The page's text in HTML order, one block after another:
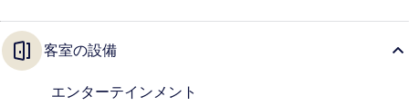
客室の設備
エンターテインメント